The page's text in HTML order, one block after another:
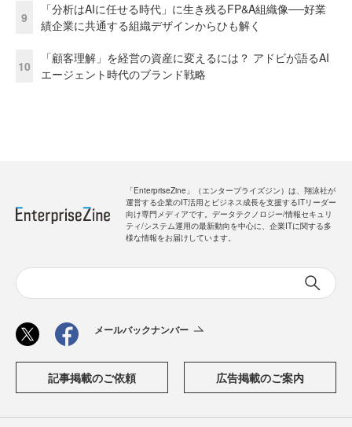
9
「分析はAIに任せる時代」に生き残るFP&A組織像──好業
績企業に共通する組織デザインからひも解く
10
「顧客理解」を経営の資産に変えるには？ アドビが語るAI
エージェント時代のブランド戦略
「EnterpriseZine」（エンタープライズジン）は、翔泳社が
運営する企業のIT活用とビジネス成長を支援するITリーダー
向け専門メディアです。データテクノロジー/情報セキュリ
ティ/システム運用の最新動向を中心に、企業ITに関する多
様な情報をお届けしています。
メールバックナンバー
記事掲載のご依頼 広告掲載のご案内